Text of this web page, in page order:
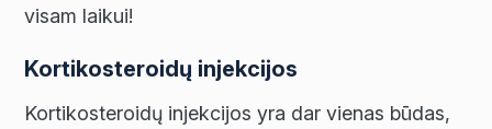
visam laikui!
Kortikosteroidų injekcijos
Kortikosteroidų injekcijos yra dar vienas būdas,